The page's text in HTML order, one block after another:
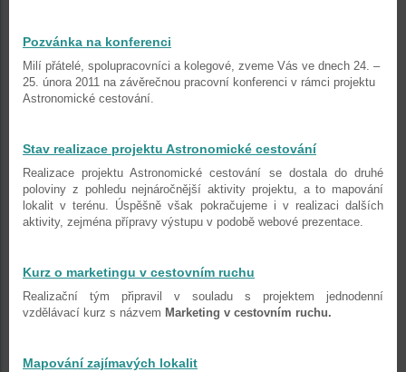
Pozvánka na konferenci
Milí přátelé, spolupracovníci a kolegové, zveme Vás ve dnech 24. –
25. února 2011 na závěrečnou pracovní konferenci v rámci projektu
Astronomické cestování.
Stav realizace projektu Astronomické cestování
Realizace projektu Astronomické cestování se dostala do druhé
poloviny z pohledu nejnáročnější aktivity projektu, a to mapování
lokalit v terénu. Úspěšně však pokračujeme i v realizaci dalších
aktivity, zejména přípravy výstupu v podobě webové prezentace.
Kurz o marketingu v cestovním ruchu
Realizační tým připravil v souladu s projektem jednodenní
vzdělávací kurz s názvem Marketing v cestovním ruchu.
Mapování zajímavých lokalit